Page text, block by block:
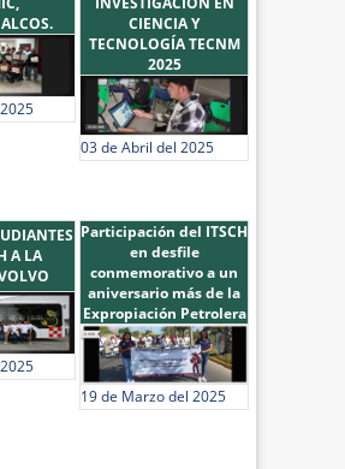
CIENCIA Y
TECNOLOGÍA TECNM
2025
03 de Abril del 2025
A LA
Participación del ITSCH
en desfile
conmemorativo a un
aniversario más de la
Expropiación Petrolera
19 de Marzo del 2025